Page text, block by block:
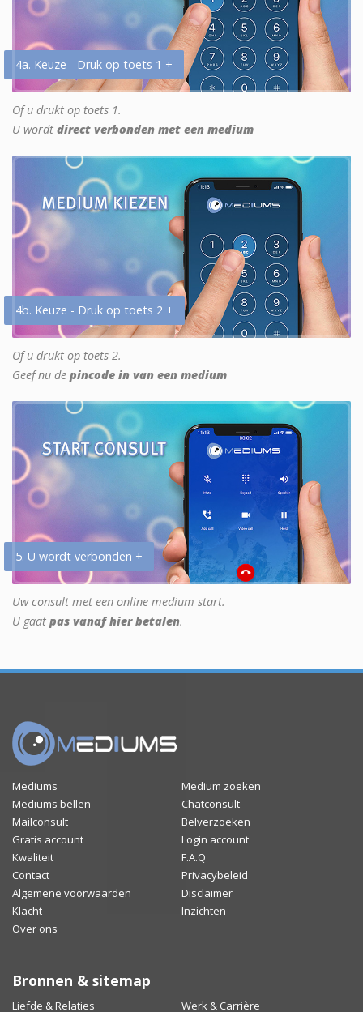
4a. Keuze - Druk op toets 1 +
Of u drukt op toets 1.
U wordt direct verbonden met een medium
4b. Keuze - Druk op toets 2 +
Of u drukt op toets 2.
Geef nu de pincode in van een medium
5. U wordt verbonden +
Uw consult met een online medium start.
U gaat pas vanaf hier betalen.
Mediums
Medium zoeken
Mediums bellen
Chatconsult
Mailconsult
Belverzoeken
Gratis account
Login account
Kwaliteit
F.A.Q
Contact
Privacybeleid
Algemene voorwaarden
Disclaimer
Klacht
Inzichten
Over ons
Bronnen & sitemap
Liefde & Relaties Werk & Carrière